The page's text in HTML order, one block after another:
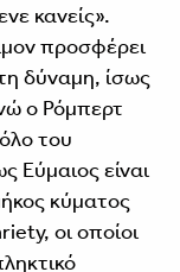
κανείς».
προσφέρει
δύναμη, ίσως
ο Ρόμπερτ
του
Εύμαιος είναι
κύματος
οι οποίοι